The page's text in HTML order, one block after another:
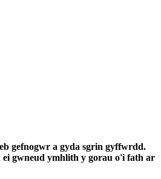
gefnogwr a gyda sgrin gyffwrdd.
ei gwneud ymhlith y gorau o'i fath ar